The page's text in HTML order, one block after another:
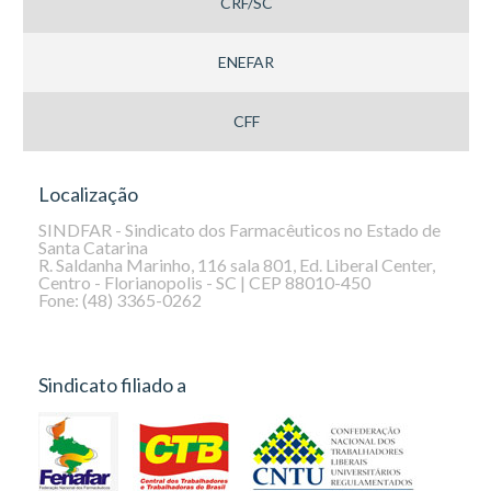
ENEFAR
CFF
Localização
SINDFAR - Sindicato dos Farmacêuticos no Estado de
Santa Catarina
R. Saldanha Marinho, 116 sala 801, Ed. Liberal Center,
Centro - Florianopolis - SC | CEP 88010-450
Fone: (48) 3365-0262
Sindicato filiado a